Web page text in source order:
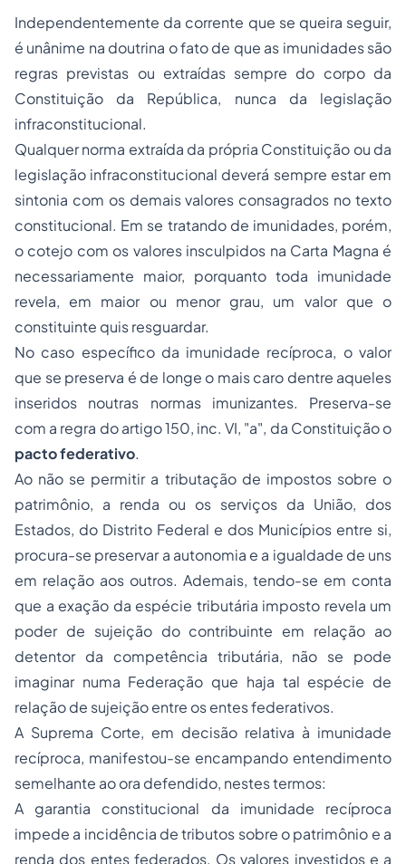
Independentemente da corrente que se queira seguir,
é unânime na doutrina o fato de que as imunidades são
regras previstas ou extraídas sempre do corpo da
Constituição da República, nunca da legislação
infraconstitucional.
Qualquer norma extraída da própria Constituição ou da
legislação infraconstitucional deverá sempre estar em
sintonia com os demais valores consagrados no texto
constitucional. Em se tratando de imunidades, porém,
o cotejo com os valores insculpidos na Carta Magna é
necessariamente maior, porquanto toda imunidade
revela, em maior ou menor grau, um valor que o
constituinte quis resguardar.
No caso específico da imunidade recíproca, o valor
que se preserva é de longe o mais caro dentre aqueles
inseridos noutras normas imunizantes. Preserva-se
com a regra do artigo 150, inc. VI, "a", da Constituição o
pacto federativo.
Ao não se permitir a tributação de impostos sobre o
patrimônio, a renda ou os serviços da União, dos
Estados, do Distrito Federal e dos Municípios entre si,
procura-se preservar a autonomia e a igualdade de uns
em relação aos outros. Ademais, tendo-se em conta
que a exação da espécie tributária imposto revela um
poder de sujeição do contribuinte em relação ao
detentor da competência tributária, não se pode
imaginar numa Federação que haja tal espécie de
relação de sujeição entre os entes federativos.
A Suprema Corte, em decisão relativa à imunidade
recíproca, manifestou-se encampando entendimento
semelhante ao ora defendido, nestes termos:
A garantia constitucional da imunidade recíproca
impede a incidência de tributos sobre o patrimônio e a
renda dos entes federados. Os valores investidos e a